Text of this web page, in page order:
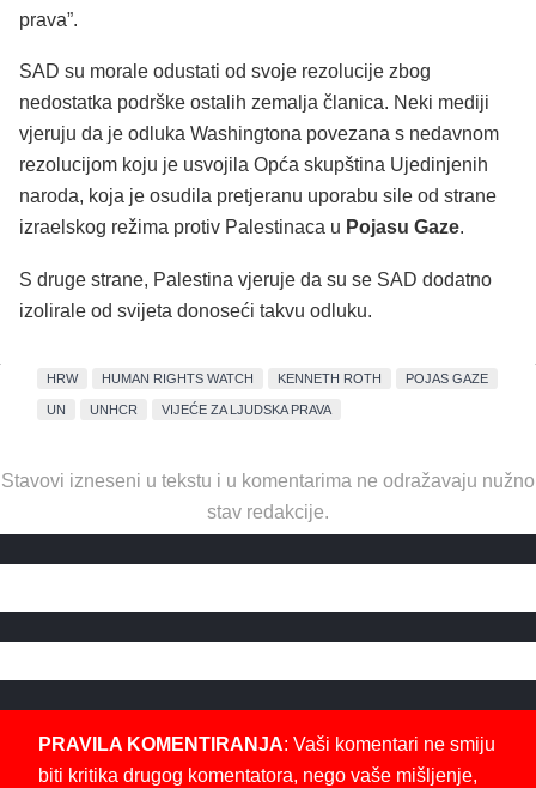
prava”.
SAD su morale odustati od svoje rezolucije zbog
nedostatka podrške ostalih zemalja članica. Neki mediji
vjeruju da je odluka Washingtona povezana s nedavnom
rezolucijom koju je usvojila Opća skupština Ujedinjenih
naroda, koja je osudila pretjeranu uporabu sile od strane
izraelskog režima protiv Palestinaca u Pojasu Gaze.
S druge strane, Palestina vjeruje da su se SAD dodatno
izolirale od svijeta donoseći takvu odluku.
HRW HUMAN RIGHTS WATCH KENNETH ROTH POJAS GAZE
UN UNHCR VIJEĆE ZA LJUDSKA PRAVA
Stavovi izneseni u tekstu i u komentarima ne odražavaju nužno
stav redakcije.
PRAVILA KOMENTIRANJA: Vaši komentari ne smiju
biti kritika drugog komentatora, nego vaše mišljenje,